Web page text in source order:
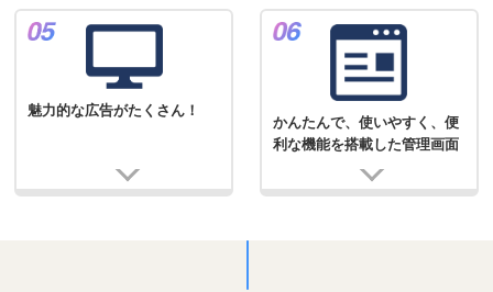
魅力的な広告がたくさん！
かんたんで、使いやすく、便
利な機能を搭載した管理画面